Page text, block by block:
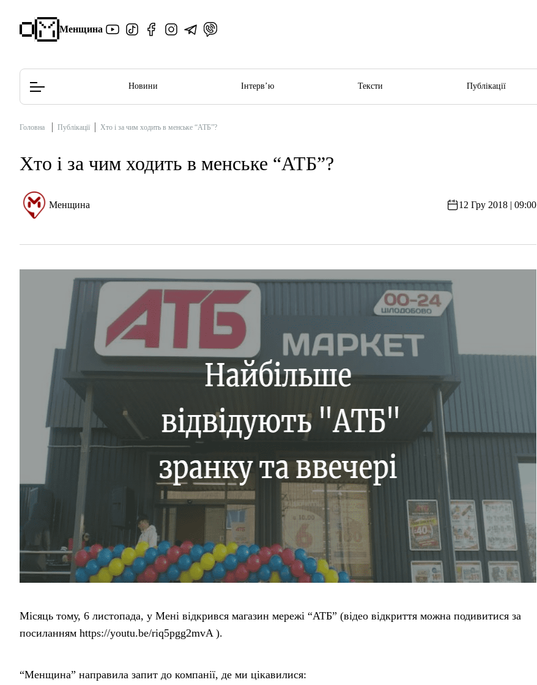
Менщина
Редакційна політика
Новини Інтерв’ю Тексти Публікації
Головна Публікації Хто і за чим ходить в менське “АТБ”?
Хто і за чим ходить в менське “АТБ”?
Менщина 12 Гру 2018 | 09:00
Місяць тому, 6 листопада, у Мені відкрився магазин мережі “АТБ” (відео відкриття можна подивитися за
посиланням https://youtu.be/riq5pgg2mvA ).
“Менщина” направила запит до компанії, де ми цікавилися: